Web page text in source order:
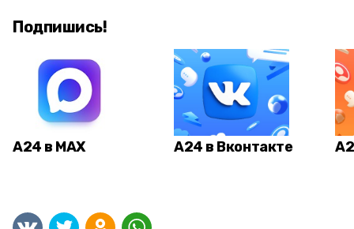
Подпишись!
А24 в MAX А24 в Вконтакте